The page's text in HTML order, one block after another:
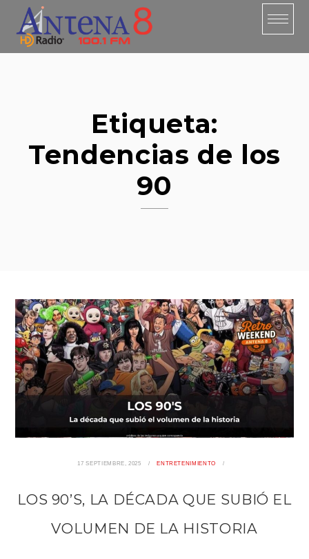
content
Etiqueta:
Tendencias de los
90
17 SEPTIEMBRE, 2025 ENTRETENIMIENTO
LOS 90’S, LA DÉCADA QUE SUBIÓ EL
VOLUMEN DE LA HISTORIA